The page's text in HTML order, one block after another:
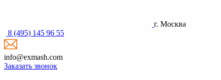
г. Москва
8 (495) 145 96 55
info@exmash.com
Заказать звонок